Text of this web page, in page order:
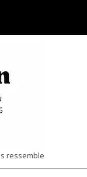
ressemble